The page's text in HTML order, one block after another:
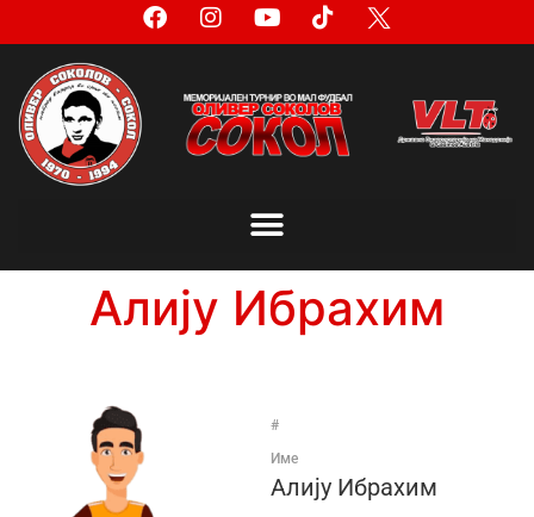
Алију Ибрахим
#
Име
Алију Ибрахим